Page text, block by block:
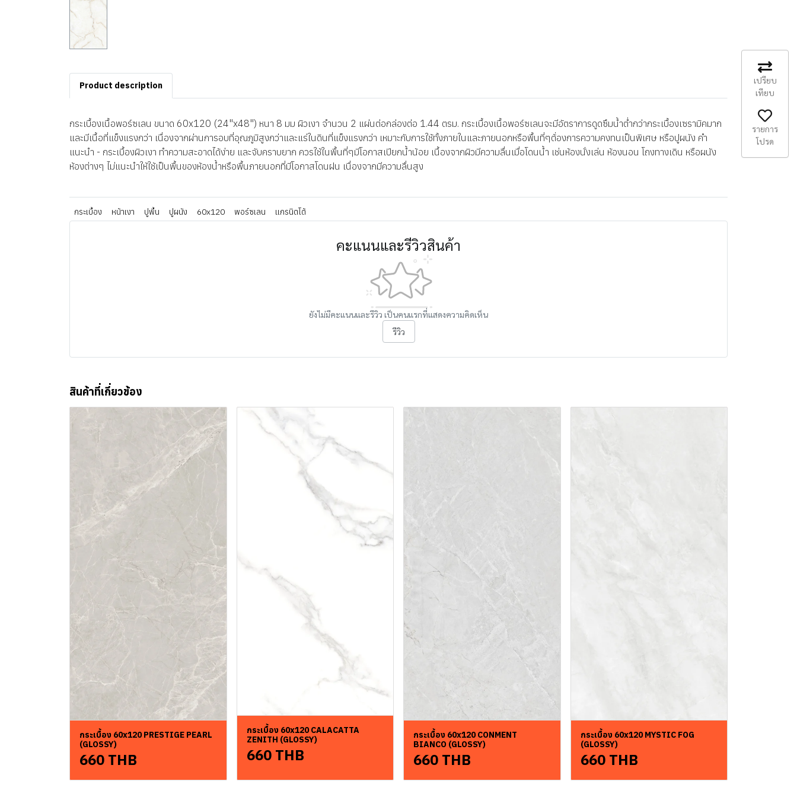
Product description
กระเบื้องเนื้อพอร์ซเลน ขนาด 60x120 (24"x48") หนา 8 มม ผิวเงา จำนวน 2 แผ่นต่อกล่องต่อ 1.44 ตรม. กระเบื้องเนื้อพอร์ซเลนจะมีอัตราการดูดซึมน้ำต่ำกว่ากระเบื้องเซรามิคมาก
และมีเนื้อที่แข็งแรงกว่า เนื่องจากผ่านการอบที่อุณภูมิสูงกว่าและแร่ในดินที่แข็งแรงกว่า เหมาะกับการใช้ทั้งภายในและภายนอกหรือพื้นที่ๆต้่องการความคงทนเป็นพิเศษ หรือปูผนัง คำ
แนะนำ - กระเบื้องผิวเงา ทำความสะอาดได้ง่าย และจับคราบยาก ควรใช้ในพื้นที่ๆมีโอกาสเปียกน้ำน้อย เนื้องจากผิวมีความลื่นเมื่อโดนน้ำ เช่นห้องนั่งเล่น ห้องนอน โถงทางเดิน หรือผนัง
ห้องต่างๆ ไม่แนะนำให้ใช้เป็นพื้นของห้องน้ำหรือพื้นภายนอกที่มีโอกาสโดนฝน เนื่องจากมีความลื่นสูง
กระเบื้อง หน้าเงา ปูพื้น ปูผนัง 60x120 พอร์ซเลน แกรนิตโต้
คะแนนและรีวิวสินค้า
ยังไม่มีคะแนนและรีวิว เป็นคนแรกที่แสดงความคิดเห็น
รีวิว
สินค้าที่เกี่ยวข้อง
กระเบื้อง 60x120 PRESTIGE PEARL
(GLOSSY)
660 THB
กระเบื้อง 60x120 CALACATTA
ZENITH (GLOSSY)
660 THB
กระเบื้อง 60x120 CONMENT
BIANCO (GLOSSY)
660 THB
กระเบื้อง 60x120 MYSTIC FOG
(GLOSSY)
660 THB
เปรียบ
เทียบ
รายการ
โปรด